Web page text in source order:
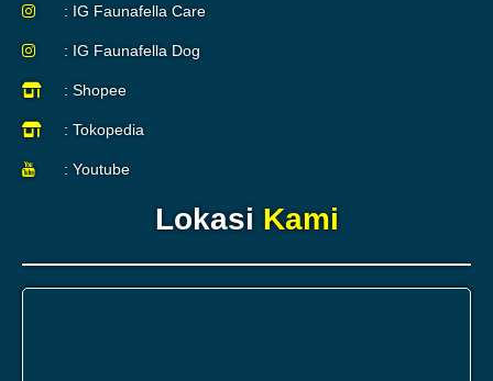
: IG Faunafella Care
: IG Faunafella Dog
: Shopee
: Tokopedia
: Youtube
Lokasi Kami